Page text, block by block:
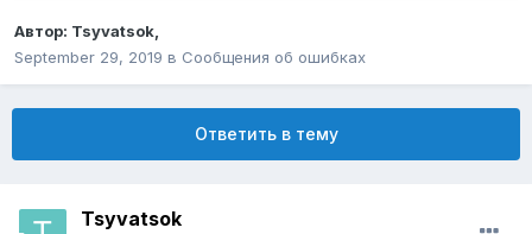
Автор: Tsyvatsok,
September 29, 2019 в Сообщения об ошибках
Ответить в тему
Tsyvatsok